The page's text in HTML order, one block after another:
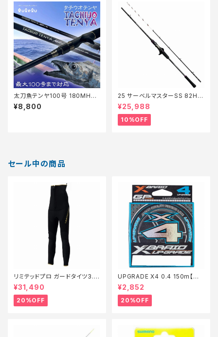
太刀魚テンヤ100号 180MH+
マットブラック
¥8,800
25 サーベルマスターSS 82H1
75【継続セール_ロッド】【10】
¥25,988
10%OFF
セール中の商品
リミテッドプロ ガードタイツ3.0
FI−540X 黒 LB【特価装備】【2
0】
¥31,490
20%OFF
UPGRADE X4 0.4 150m【特
価仕掛】【20】
¥2,852
20%OFF